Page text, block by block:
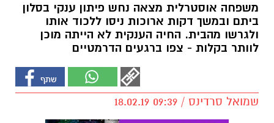
משפחה אוסטרלית מצאה נחש פיתון ענקי בסלון
ביתם ובמשך דקות ארוכות ניסו ללכוד אותו
ולגרשו מהבית. החיה הענקית לא הייתה מוכן
לוותר בקלות - צפו ברגעים הדרמטיים
שמואל סרדינס / 09:39 18.02.19